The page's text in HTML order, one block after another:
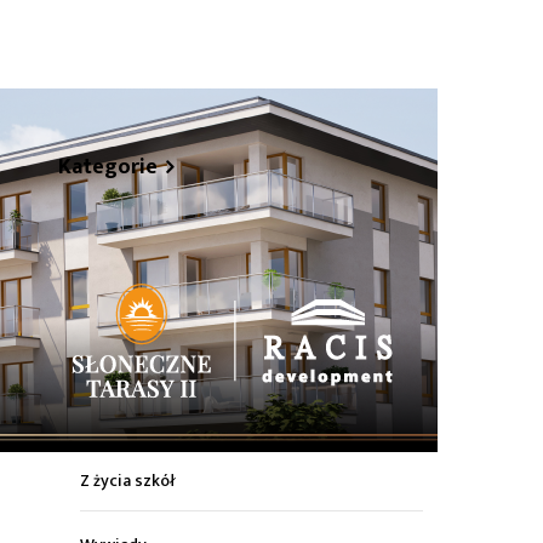
Kategorie
Z życia miasta
Sport
Kultura
Wiadomości z regionu
Z życia szkół